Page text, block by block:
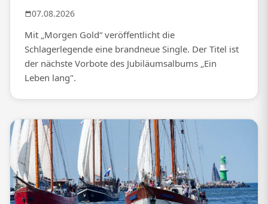
07.08.2026
Mit „Morgen Gold“ veröffentlicht die
Schlagerlegende eine brandneue Single. Der Titel ist
der nächste Vorbote des Jubiläumsalbums „Ein
Leben lang".